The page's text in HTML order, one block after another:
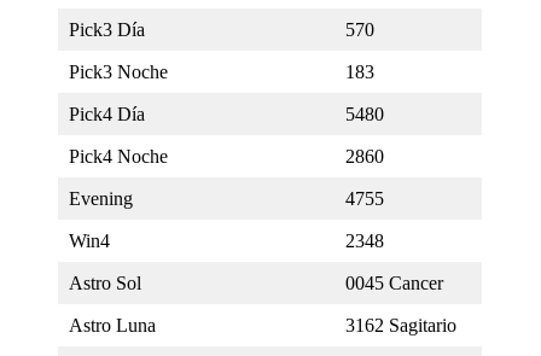
Pick3 Día 570
Pick3 Noche 183
Pick4 Día 5480
Pick4 Noche 2860
Evening 4755
Win4 2348
Astro Sol 0045 Cancer
Astro Luna 3162 Sagitario